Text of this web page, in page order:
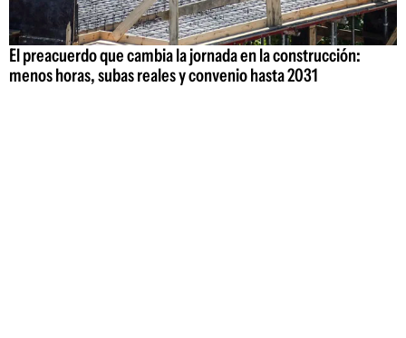
El preacuerdo que cambia la jornada en la construcción:
menos horas, subas reales y convenio hasta 2031